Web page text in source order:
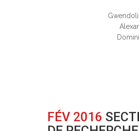
FÉV 2016